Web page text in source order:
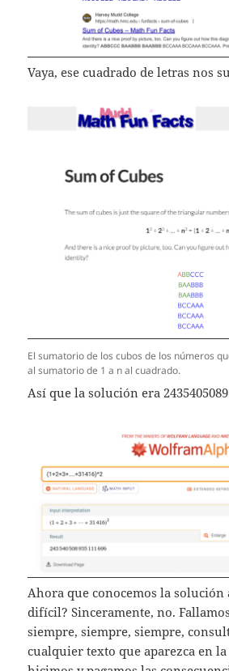
Vaya, ese cuadrado de letras nos
El sumatorio de los cubos de los números
al sumatorio de 1 a n al cuadrado.
Así que la solución era
Ahora que conocemos la solución
difícil? Sinceramente, no.
siempre, siempre, siempre,
cualquier texto que aparezca en